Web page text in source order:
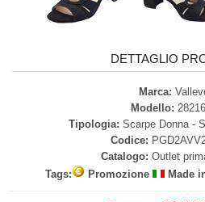
DETTAGLIO
Marca:
Modello:
Tipologia: Scarpe Donna -
Codice:
Catalogo: Outlet
Tags:
Promozione Made